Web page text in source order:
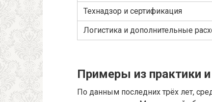
Технадзор и сертификация
Логистика и дополнительные
Примеры из практики и
По данным последних трёх лет,